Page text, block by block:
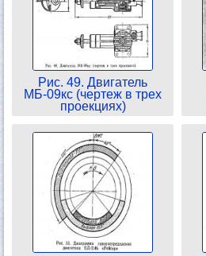
Рис. 49. Двигатель
МБ-09кс (чертеж в трех
проекциях)